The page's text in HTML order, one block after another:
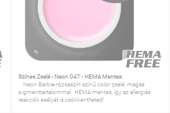
Színes Zselé - Neon 047 - HEMA Mentes:
Neon Barbie-rózsaszín színű color zselé, magas
pigmenttartalommal. HEMA mentes, így az allergiás
reakciók esélyét is csökkentheted!